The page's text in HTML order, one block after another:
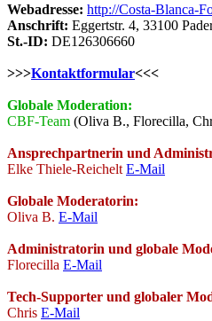
Webadresse: http://Costa-Blanca-
Anschrift: Eggertstr. 4, 33100
St.-ID: DE126306660
>>>Kontaktformular<<<
Globale Moderation:
CBF-Team (Oliva B., Florecilla,
Ansprechpartnerin und
Elke Thiele-Reichelt E-Mail
Globale Moderatorin:
Oliva B. E-Mail
Administratorin und globale
Florecilla E-Mail
Tech-Supporter und globaler
Chris E-Mail